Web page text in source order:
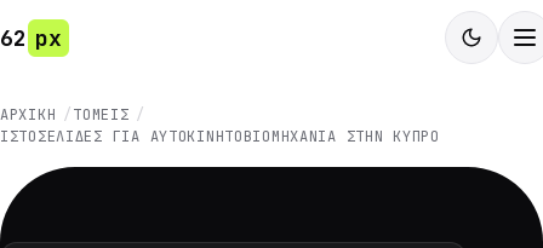
62 px
ΑΡΧΙΚΉ
ΤΟΜΕΊΣ
ΙΣΤΟΣΕΛΊΔΕΣ ΓΙΑ ΑΥΤΟΚΙΝΗΤΟΒΙΟΜΗΧΑΝΊΑ ΣΤΗΝ ΚΎΠΡΟ